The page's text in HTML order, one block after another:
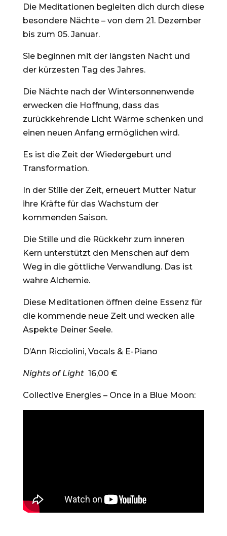
Die Meditationen begleiten dich durch diese
besondere Nächte – von dem 21. Dezember
bis zum 05. Januar.
Sie beginnen mit der längsten Nacht und
der kürzesten Tag des Jahres.
Die Nächte nach der Wintersonnenwende
erwecken die Hoffnung, dass das
zurückkehrende Licht Wärme schenken und
einen neuen Anfang ermöglichen wird.
Es ist die Zeit der Wiedergeburt und
Transformation.
In der Stille der Zeit, erneuert Mutter Natur
ihre Kräfte für das Wachstum der
kommenden Saison.
Die Stille und die Rückkehr zum inneren
Kern unterstützt den Menschen auf dem
Weg in die göttliche Verwandlung. Das ist
wahre Alchemie.
Diese Meditationen öffnen deine Essenz für
die kommende neue Zeit und wecken alle
Aspekte Deiner Seele.
D’Ann Ricciolini, Vocals & E-Piano
Nights of Light 16,00 €
Collective Energies – Once in a Blue Moon: